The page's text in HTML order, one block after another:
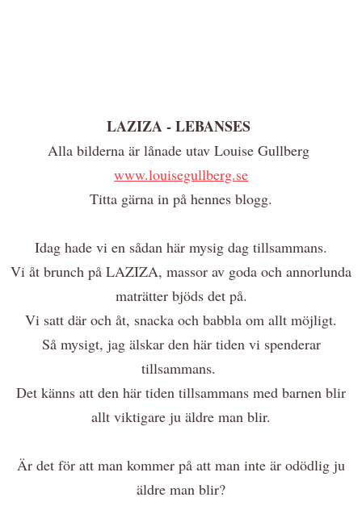
LAZIZA - LEBANSES
Alla bilderna är lånade utav Louise Gullberg
www.louisegullberg.se
Titta gärna in på hennes blogg.
Idag hade vi en sådan här mysig dag tillsammans.
Vi åt brunch på LAZIZA, massor av goda och annorlunda
maträtter bjöds det på.
Vi satt där och åt, snacka och babbla om allt möjligt.
Så mysigt, jag älskar den här tiden vi spenderar
tillsammans.
Det känns att den här tiden tillsammans med barnen blir
allt viktigare ju äldre man blir.
Är det för att man kommer på att man inte är odödlig ju
äldre man blir?